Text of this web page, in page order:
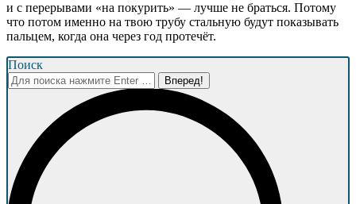
и с перерывами «на покурить» — лучше не браться. Потому
что потом именно на твою трубу стальную будут показывать
пальцем, когда она через год протечёт.
Поиск
Поиск: